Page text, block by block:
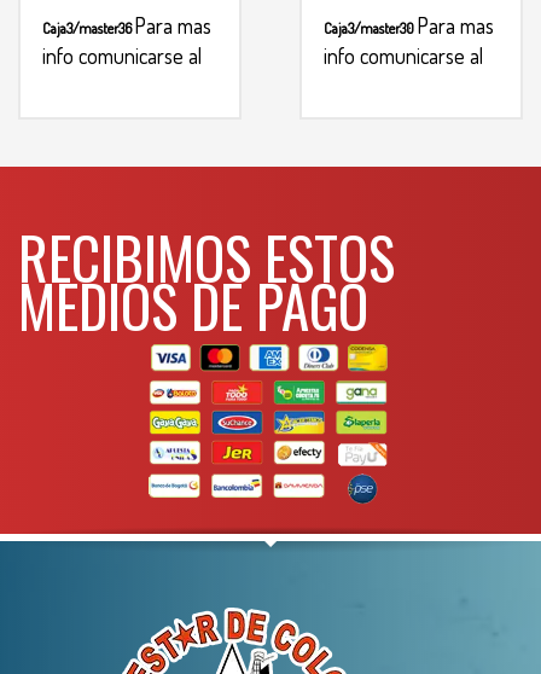
Caja3/master36 Para mas
info comunicarse al
Caja3/master30 Para mas
info comunicarse al
RECIBIMOS ESTOS
MEDIOS DE PAGO